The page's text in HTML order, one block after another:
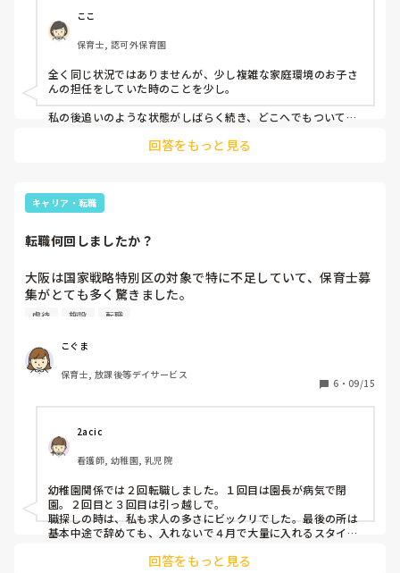
が、他の子もいますし、なかなか難しいです。その子は、虐
待された過去があります。あまり、突き放すようなことは言
いにくく、どのように接していけばよいか迷います。その子
は私から離れようとしないので、他の園児から「離れなよ！
また先生にくっついてる！」と言われてしまうこともありま
す。。。
ここ
保育士, 認可外保育園
全く同じ状況ではありませんが、少し複雑な家庭環境のお子さ
んの担任をしていた時のことを少し。
私の後追いのような状態がしばらく続き、どこへでもついて来
その子に危険がない限りは受け入れるようにして、他の子にも
ます。
ことで、他の子も指摘するのかな？と思いました。
はいかがでしょうか？
ずっとは続かないと思います。
理由を聞く必要もないのではないでしょうか。
その子自身、はっきりと説明できないのかもしれません。
しれません。
うまくまとまりませんが…参考までに。
ちなみに、私が受け持っていた前述のお子さんは、卒園しても
回答をもっと見る
キャリア・転職
転職何回しましたか？
大阪は国家戦略特別区の対象で特に不足していて、保育士募
集がとても多く驚きました。
私はもともと障がい福祉が主でいくらでも転職先もあり、高
有資格者の多い保育の方が虐待など少ないのではと転職を考
えていますが、
保育の現場でも辞めてもすぐに転職できる程人材が足りてい
虐待 施設 転職
こぐま
保育士, 放課後等デイサービス
6 ・ 09/15
2acic
看護師, 幼稚園, 乳児院
幼稚園関係では２回転職しました。１回目は園長が病気で閉
園。２回目と３回目は引っ越しで。
職探しの時は、私も求人の多さにビックリでした。最後の所は
基本中途で辞めても、入れないで４月で大量に入れるスタイル
募集は常にかけてる感じですが、辞めたい人をよく引き留めた
回答をもっと見る